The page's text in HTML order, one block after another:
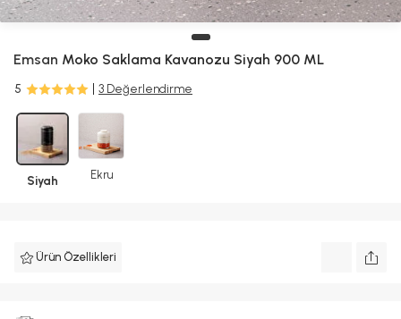
Emsan Moko Saklama Kavanozu Siyah 900 ML
5 3 Değerlendirme
Siyah Ekru
Ürün Özellikleri